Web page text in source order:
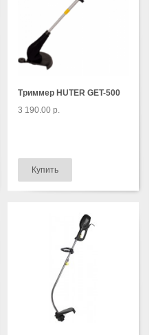
Триммер HUTER GET-500
3 190.00 р.